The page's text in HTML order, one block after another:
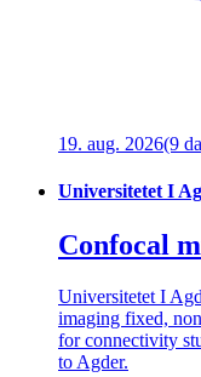
19. aug. 2026(9
Universitetet I
Confocal
Universitetet I
imaging fixed,
for connectivity
to Agder.